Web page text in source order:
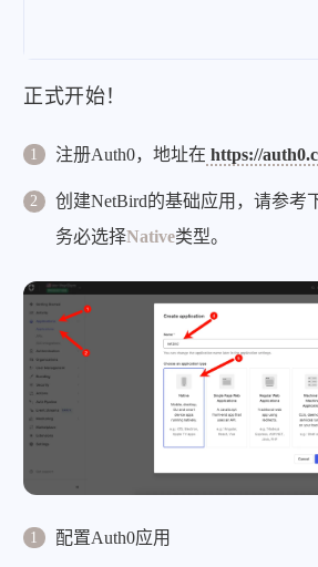
正式开始！
注册Auth0，地址在 https://
创建NetBird的基础应用，请参考
务必选择Native类型。
配置Auth0应用